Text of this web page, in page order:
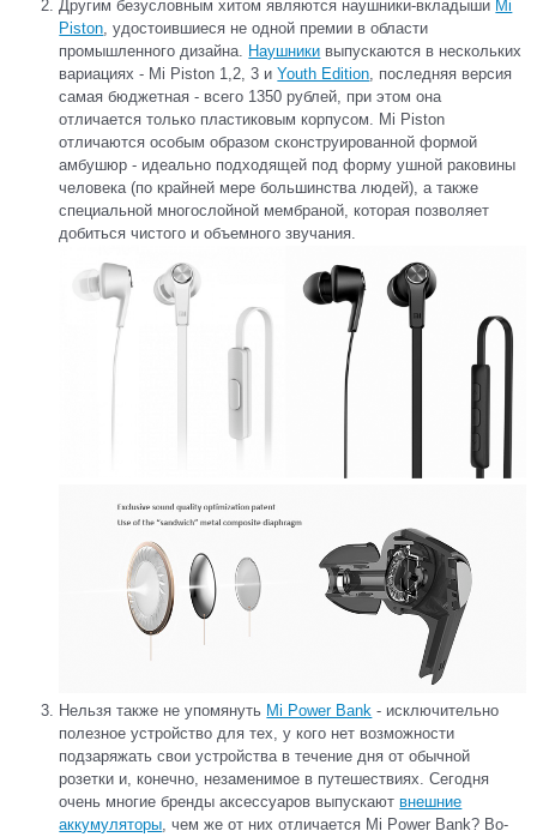
Другим безусловным хитом являются наушники-вкладыши Mi
Piston , удостоившиеся не одной премии в области
промышленного дизайна. Наушники выпускаются в нескольких
вариациях - Mi Piston 1,2, 3 иYouth Edition , последняя версия
самая бюджетная - всего 1350 рублей, при этом она
отличается только пластиковым корпусом. Mi Piston
отличаются особым образом сконструированной формой
амбушюр - идеально подходящей под форму ушной раковины
человека (по крайней мере большинства людей), а также
специальной многослойной мембраной, которая позволяет
добиться чистого и объемного звучания.
Нельзя также не упомянуть Mi Power Bank - исключительно
полезное устройство для тех, у кого нет возможности
подзаряжать свои устройства в течение дня от обычной
розетки и, конечно, незаменимое в путешествиях. Сегодня
очень многие бренды аксессуаров выпускаютвнешние
аккумуляторы, чем же от них отличается Mi Power Bank? Во-